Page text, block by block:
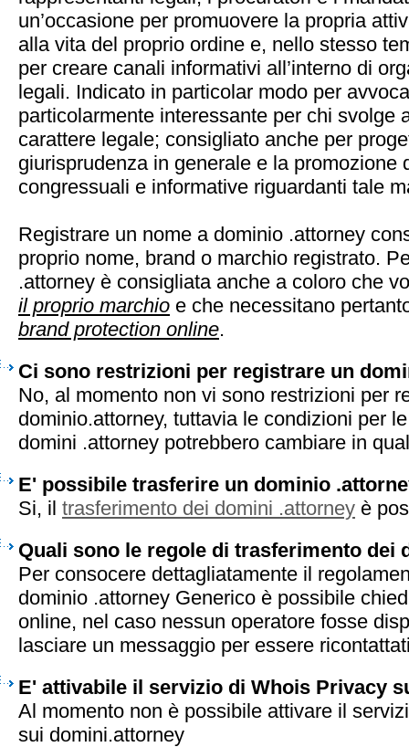
un’occasione per promuovere la propria
alla vita del proprio ordine e, nello stesso
per creare canali informativi all’interno di
legali. Indicato in particolar modo per
particolarmente interessante per chi svolge
carattere legale; consigliato anche per
giurisprudenza in generale e la promozione
congressuali e informative riguardanti tale
Registrare un nome a dominio .attorney
proprio nome, brand o marchio registrato.
.attorney è consigliata anche a coloro che
il proprio marchio e che necessitano
brand protection online.
Ci sono restrizioni per registrare un
No, al momento non vi sono restrizioni per
dominio.attorney, tuttavia le condizioni per
domini .attorney potrebbero cambiare in
E' possibile trasferire un dominio
Si, il trasferimento dei domini .attorney è
Quali sono le regole di trasferimento dei
Per consocere dettagliatamente il
dominio .attorney Generico è possibile
online, nel caso nessun operatore fosse
lasciare un messaggio per essere
E' attivabile il servizio di Whois Privacy
Al momento non è possibile attivare il
sui domini.attorney